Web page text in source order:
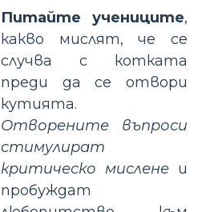
Питайте учениците,
какво мислят, че се
случва с котката
преди да се отвори
кутията.
Отворените въпроси
стимулират
критическо мислене и
пробуждат